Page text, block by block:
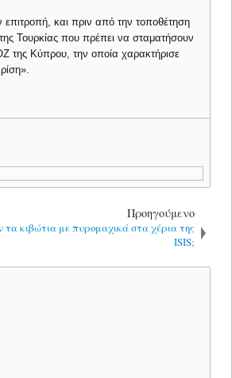
και πριν από την τοποθέτηση
Τουρκίας που πρέπει να σταματήσουν
της Κύπρου, την οποία χαρακτήρισε
Προηγούμενο
τα κιβώτια με πυρομαχικά στα χέρια της
ISIS;